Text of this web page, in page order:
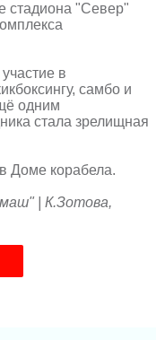
стадиона "Север"
в
самбо и
одним
стала зрелищная
Доме корабела.
| К.Зотова,